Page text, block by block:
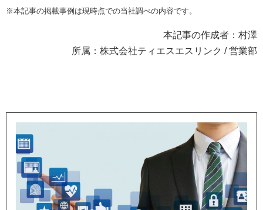
※本記事の掲載事例は現時点での当社調べの内容です。
本記事の作成者：村澤
所属：株式会社ティエスエスリンク / 営業部